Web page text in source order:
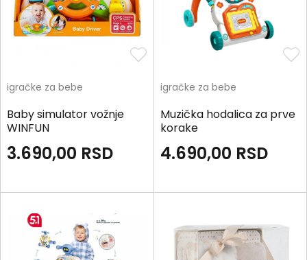
igračke za bebe
Baby simulator vožnje
WINFUN
3.690,00 RSD
igračke za bebe
Muzička hodalica za prve
korake
4.690,00 RSD